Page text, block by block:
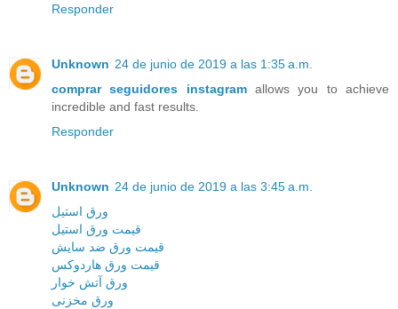
Responder
Unknown 24 de junio de 2019 a las 1:35 a.m.
comprar seguidores instagram allows you to achieve
incredible and fast results.
Responder
Unknown 24 de junio de 2019 a las 3:45 a.m.
ورق استیل
قیمت ورق استیل
قیمت ورق ضد سایش
قیمت ورق هاردوکس
ورق آتش خوار
ورق مخزنی